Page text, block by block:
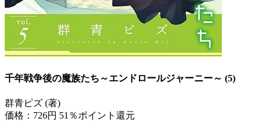
千年戦争後の魔族たち～エンドロールジャーニー～ (5)
群青ピズ (著)
価格：726円 51％ポイント還元